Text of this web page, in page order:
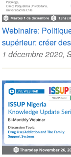
Webinaire:
supérieur: créer
1 décembre 2020,